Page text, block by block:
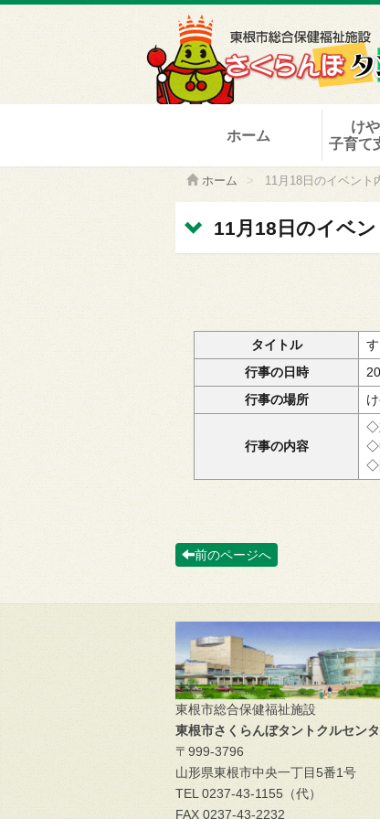
ホーム
け
子育て
ホーム > 11月18日のイベント
11月18日のイベ
タイトル
行事の日時
行事の場所
行事の内容
◇
◇
◇
前のページへ
東根市総合保健福祉施設
東根市さくらんぼタントクルセン
〒999-3796
山形県東根市中央一丁目5番1号
TEL 0237-43-1155（代）
FAX 0237-43-2232